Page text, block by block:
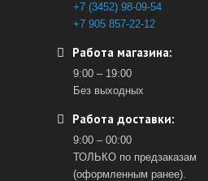
+7 (3452) 98-09-54
+7 905 857-22-12
Работа магазина:
9:00 – 19:00
Без выходных
Работа доставки:
9:00 – 00:00
ТОЛЬКО по предзаказам
(оформленным ранее).